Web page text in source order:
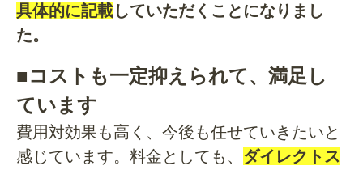
具体的に記載していただくことになりまし
た。
■コストも一定抑えられて、満足し
ています
費用対効果も高く、今後も任せていきたいと
感じています。料金としても、 ダイレクトス